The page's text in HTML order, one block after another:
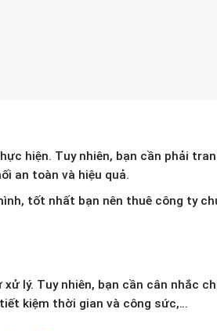
hiện. Tuy nhiên, bạn cần phải
an toàn và hiệu quả.
tốt nhất bạn nên thuê công ty
lý. Tuy nhiên, bạn cần cân nhắc
kiệm thời gian và công sức,…